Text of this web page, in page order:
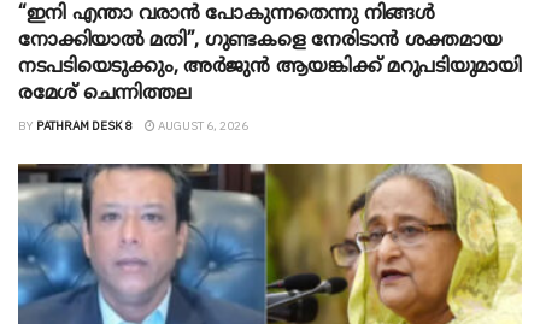
“ഇനി എന്താ വരാന്‍ പോകുന്നതെന്നു നിങ്ങള്‍
നോക്കിയാല്‍ മതി”, ഗുണ്ടകളെ നേരിടാന്‍ ശക്തമായ
നടപടിയെടുക്കും, അര്‍ജുന്‍ ആയങ്കിക്ക് മറുപടിയുമായി
രമേശ് ചെന്നിത്തല
BY PATHRAM DESK 8 AUGUST 6, 2026